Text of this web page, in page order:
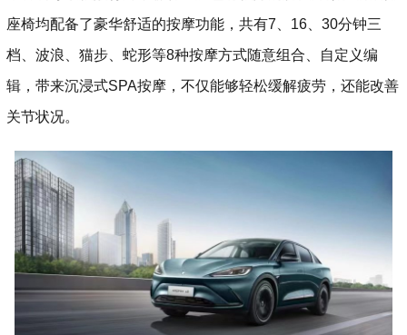
座椅均配备了豪华舒适的按摩功能，共有7、16、30分钟三
档、波浪、猫步、蛇形等8种按摩方式随意组合、自定义编
辑，带来沉浸式SPA按摩，不仅能够轻松缓解疲劳，还能改善
关节状况。